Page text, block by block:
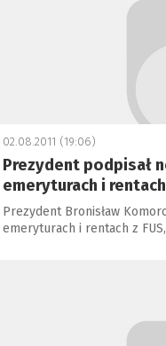
02.08.2011 (19:06)
Prezydent podpisał
emeryturach i rentach
Prezydent Bronisław
emeryturach i rentach z